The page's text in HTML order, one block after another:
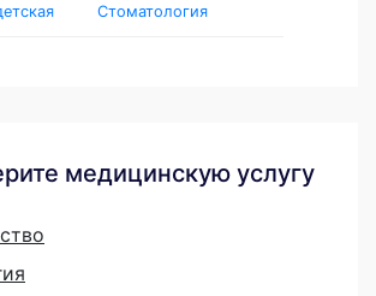
Стоматология
медицинскую услугу